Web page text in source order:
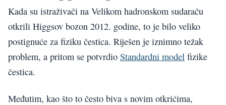
Kada su istraživači na Velikom hadronskom sudaraču
otkrili Higgsov bozon 2012. godine, to je bilo veliko
postignuće za fiziku čestica. Riješen je iznimno težak
problem, a pritom se potvrdio Standardni model fizike
čestica.
Međutim, kao što to često biva s novim otkrićima,